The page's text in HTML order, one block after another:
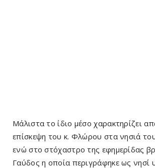
Μάλιστα το ίδιο μέσο χαρακτηρίζει
επίσκεψη του κ. Φλώρου στα νησιά
ενώ στο στόχαστρο της εφημερίδας
Γαύδος η οποία περιγράφηκε ως νησί